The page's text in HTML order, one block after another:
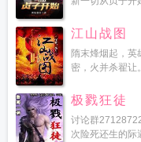
江山战图
隋末烽烟起，
密，火并杀翟让
极戮狂徒
讨论群
次险死还生的际